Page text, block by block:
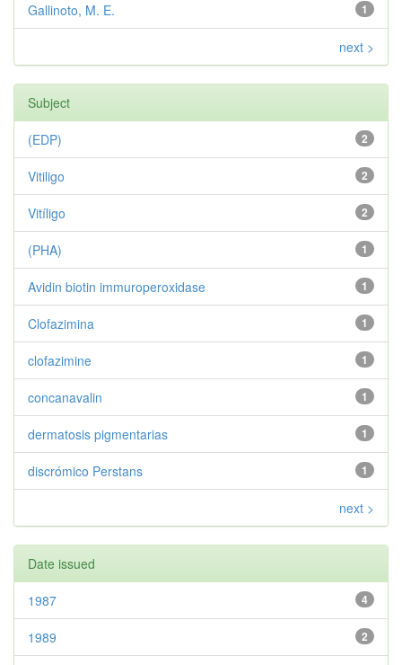
1
Gallinoto, M. E.
next >
Subject
2
(EDP)
2
Vitiligo
2
Vitíligo
1
(PHA)
1
Avidin biotin immuroperoxidase
1
Clofazimina
1
clofazimine
1
concanavalin
1
dermatosis pigmentarias
1
discrómico Perstans
next >
Date issued
4
1987
2
1989